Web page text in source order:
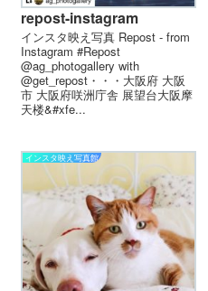
repost-instagram
インスタ映え写真 Repost - from
Instagram #Repost
@ag_photogallery with
@get_repost・・・大阪府 大阪
市 大阪府咲洲庁舎 展望台︎️大阪摩
天楼&#xfe...
インスタ映え写真館